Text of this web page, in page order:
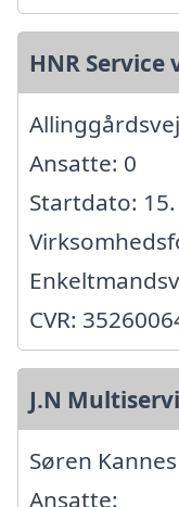
HNR
Ansatte: 0
Startdato:
CVR:
J.N
Søren
Ansatte: